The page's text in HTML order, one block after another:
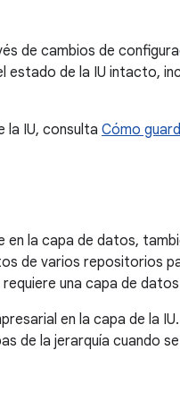
de cambios de
de la IU intacto,
la IU, consulta Cómo
en la capa de datos,
de varios repositorios
una capa de
en la capa de la
de la jerarquía cuando